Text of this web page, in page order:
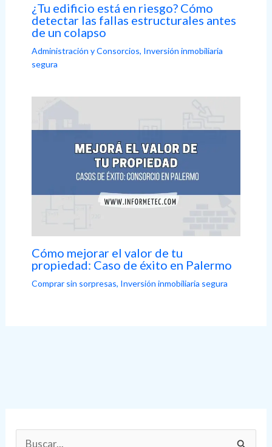
¿Tu edificio está en riesgo? Cómo
detectar las fallas estructurales antes
de un colapso
Administración y Consorcios, Inversión inmobiliaria
segura
Cómo mejorar el valor de tu
propiedad: Caso de éxito en Palermo
Comprar sin sorpresas, Inversión inmobiliaria segura